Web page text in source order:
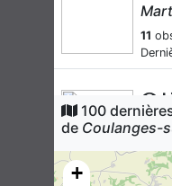
11
100
de Coulanges-
+